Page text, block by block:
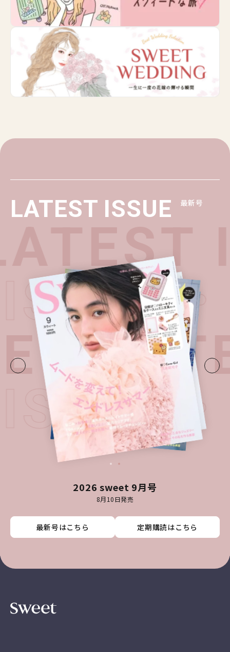
LATEST ISSUE 最新号
2026 sweet 9月号
8月10日発売
最新号はこちら 定期購読はこちら
最新号はこちら 定期購読はこちら
最新号はこちら 定期購読はこちら
最新号はこちら 定期購読はこちら
ISSUE
・
ISSUE